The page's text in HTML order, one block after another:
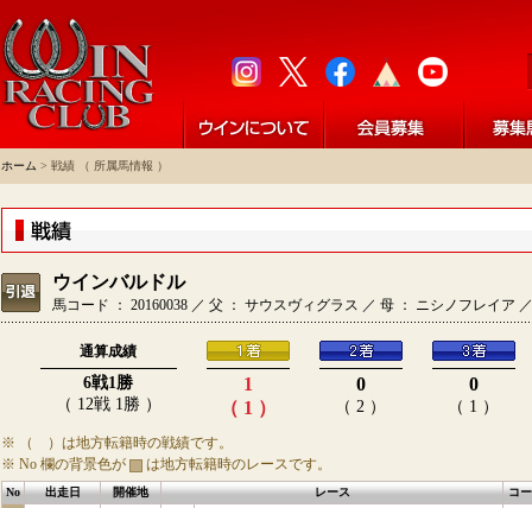
ホーム > 戦績 （ 所属馬情報 ）
ウインバルドル
馬コード ： 20160038 ／ 父 ： サウスヴィグラス ／ 母 ： ニシノフレイア
通算成績
6戦1勝
（ 12戦 1勝 ）
1
（ 1 ）
0
（ 2 ）
0
（ 1 ）
※ （ ）は地方転籍時の戦績です。
※ No 欄の背景色が
は地方転籍時のレースです。
No 出走日 開催地 レース コ